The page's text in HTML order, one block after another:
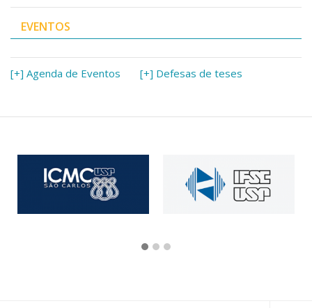
EVENTOS
[+] Agenda de Eventos [+] Defesas de teses